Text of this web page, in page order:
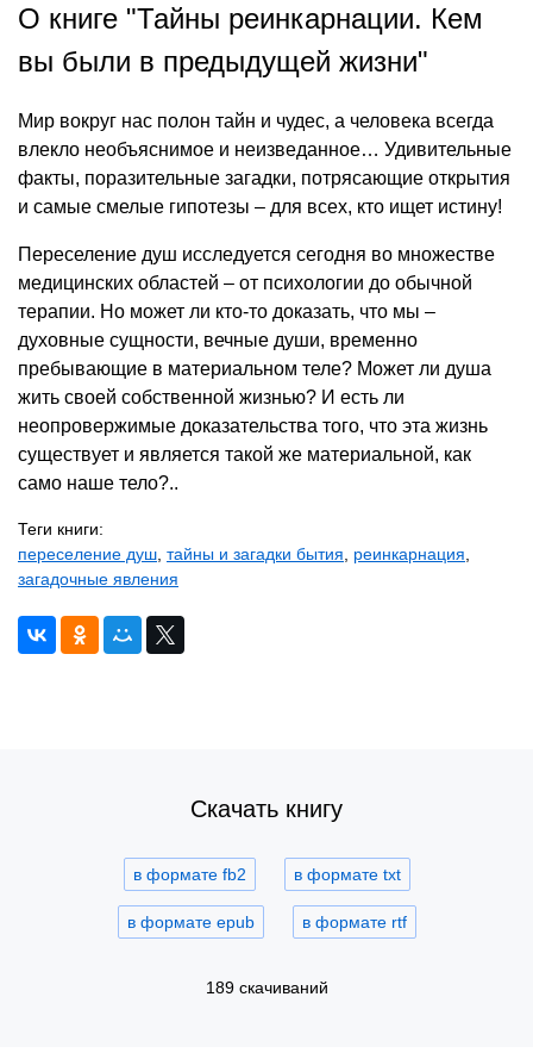
О книге "Тайны реинкарнации. Кем
вы были в предыдущей жизни"
Мир вокруг нас полон тайн и чудес, а человека всегда
влекло необъяснимое и неизведанное… Удивительные
факты, поразительные загадки, потрясающие открытия
и самые смелые гипотезы – для всех, кто ищет истину!
Переселение душ исследуется сегодня во множестве
медицинских областей – от психологии до обычной
терапии. Но может ли кто-то доказать, что мы –
духовные сущности, вечные души, временно
пребывающие в материальном теле? Может ли душа
жить своей собственной жизнью? И есть ли
неопровержимые доказательства того, что эта жизнь
существует и является такой же материальной, как
само наше тело?..
Теги книги:
переселение душ тайны и загадки бытия реинкарнация
загадочные явления
Скачать книгу
в формате fb2 в формате txt
в формате epub в формате rtf
189 скачиваний